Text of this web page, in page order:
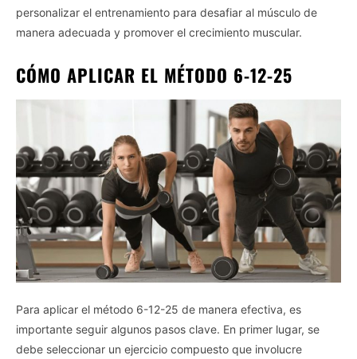
personalizar el entrenamiento para desafiar al músculo de
manera adecuada y promover el crecimiento muscular.
CÓMO APLICAR EL MÉTODO 6-12-25
Para aplicar el método 6-12-25 de manera efectiva, es
importante seguir algunos pasos clave. En primer lugar, se
debe seleccionar un ejercicio compuesto que involucre